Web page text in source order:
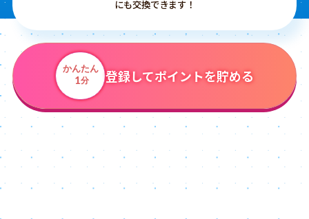
にも交換できます！
かんたん
1分 登録してポイントを貯める